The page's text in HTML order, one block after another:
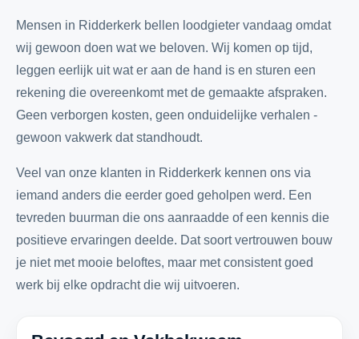
Mensen in Ridderkerk bellen loodgieter vandaag omdat
wij gewoon doen wat we beloven. Wij komen op tijd,
leggen eerlijk uit wat er aan de hand is en sturen een
rekening die overeenkomt met de gemaakte afspraken.
Geen verborgen kosten, geen onduidelijke verhalen -
gewoon vakwerk dat standhoudt.
Veel van onze klanten in Ridderkerk kennen ons via
iemand anders die eerder goed geholpen werd. Een
tevreden buurman die ons aanraadde of een kennis die
positieve ervaringen deelde. Dat soort vertrouwen bouw
je niet met mooie beloftes, maar met consistent goed
werk bij elke opdracht die wij uitvoeren.